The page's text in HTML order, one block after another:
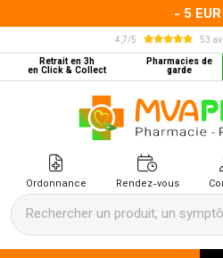
- 5 EUR
4,7/5
53
Retrait en 3h
en Click & Collect
Pharmacies de
garde
Ordonnance Rendez-vous